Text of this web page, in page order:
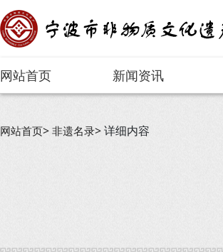
网站首页 新闻资讯
网站首页 非遗名录 详细内容